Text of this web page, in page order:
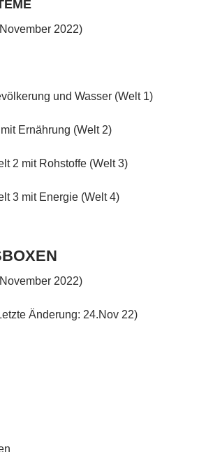
2022)
und Wasser (Welt 1)
Ernährung (Welt 2)
2 mit Rohstoffe (Welt 3)
3 mit Energie (Welt 4)
2022)
Änderung: 24.Nov 22)